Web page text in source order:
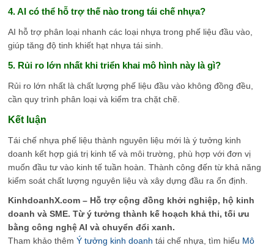
4. AI có thể hỗ trợ thế nào trong tái chế nhựa?
AI hỗ trợ phân loại nhanh các loại nhựa trong phế liệu đầu vào,
giúp tăng độ tinh khiết hạt nhựa tái sinh.
5. Rủi ro lớn nhất khi triển khai mô hình này là gì?
Rủi ro lớn nhất là chất lượng phế liệu đầu vào không đồng đều,
cần quy trình phân loại và kiểm tra chặt chẽ.
Kết luận
Tái chế nhựa phế liệu thành nguyên liệu mới là ý tưởng kinh
doanh kết hợp giá trị kinh tế và môi trường, phù hợp với đơn vị
muốn đầu tư vào kinh tế tuần hoàn. Thành công đến từ khả năng
kiểm soát chất lượng nguyên liệu và xây dựng đầu ra ổn định.
KinhdoanhX.com – Hỗ trợ cộng đồng khởi nghiệp, hộ kinh
doanh và SME. Từ ý tưởng thành kế hoạch khả thi, tối ưu
bằng công nghệ AI và chuyển đổi xanh.
Tham khảo thêmÝ tưởng kinh doanh tái chế nhựa, tìm hiểu Mô